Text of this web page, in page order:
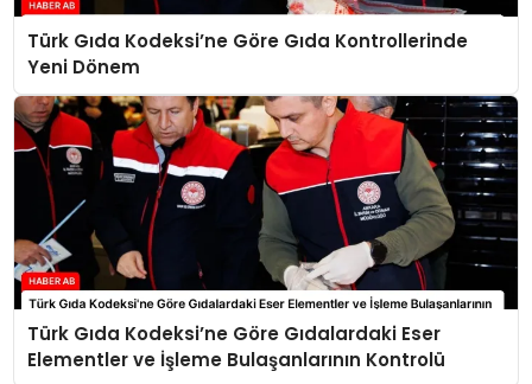
Türk Gıda Kodeksi’ne Göre Gıda Kontrollerinde
Yeni Dönem
Türk Gıda Kodeksi’ne Göre Gıdalardaki Eser
Elementler ve İşleme Bulaşanlarının Kontrolü